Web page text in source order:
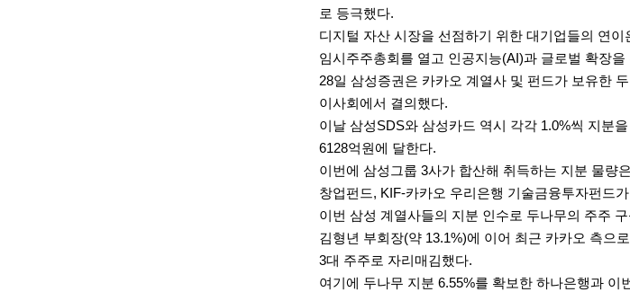
로 등극했다.
디지털 자산 시장을 선점하기 위한 대기업들의 연
임시주주총회를 열고 인공지능(AI)과 글로벌 확장
28일 삼성증권은 카카오 계열사 및 펀드가 보유한
이사회에서 결의했다.
이날 삼성SDS와 삼성카드 역시 각각 1.0%씩 지분
6128억원에 달한다.
이번에 삼성그룹 3사가 합산해 취득하는 지분 물량
창업펀드, KIF-카카오 우리은행 기술금융투자펀드
이번 삼성 계열사들의 지분 인수로 두나무의 주주
김형년 부회장(약 13.1%)에 이어 최근 카카오 측으
3대 주주로 자리매김했다.
여기에 두나무 지분 6.55%를 확보한 하나은행과 이